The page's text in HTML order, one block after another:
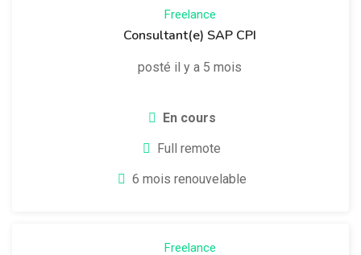
Freelance
Consultant(e) SAP CPI
posté il y a 5 mois
En cours
Full remote
6 mois renouvelable
Freelance